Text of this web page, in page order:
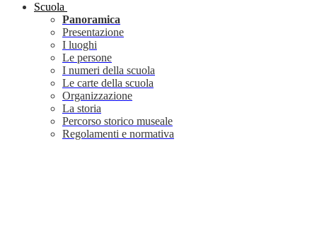
Scuola
Panoramica
Presentazione
I luoghi
Le persone
I numeri della scuola
Le carte della scuola
Organizzazione
La storia
Percorso storico museale
Regolamenti e normativa